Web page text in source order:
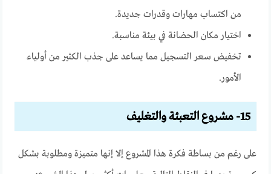
من اكتساب مهارات وقدرات جديدة.
اختيار مكان الحضانة في بيئة مناسبة.
تخفيض سعر التسجيل مما يساعد على جذب الكثير من أولياء
الأمور.
15- مشروع التعبئة والتغليف
على رغم من بساطة فكرة هذا المشروع إلا إنها متميزة ومطلوبة بشكل